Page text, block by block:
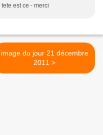
est ce - merci
image du jour 21 décembre
2011 >